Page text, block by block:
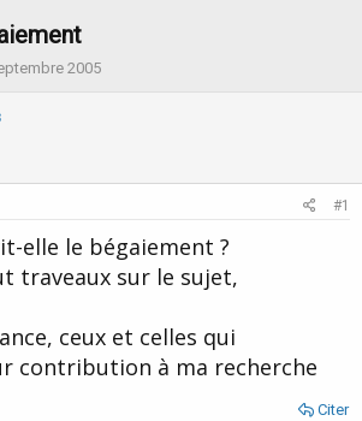
2005
#1
elle le bégaiement ?
traveaux sur le sujet,
ceux et celles qui
contribution à ma recherche
Citer